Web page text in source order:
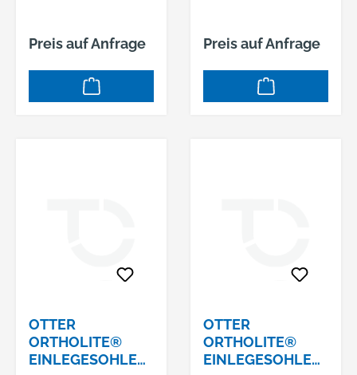
Preis auf Anfrage Preis auf Anfrage
OTTER
ORTHOLITE®
EINLEGESOHLE
OTTER
ORTHOLITE®
EINLEGESOHLE